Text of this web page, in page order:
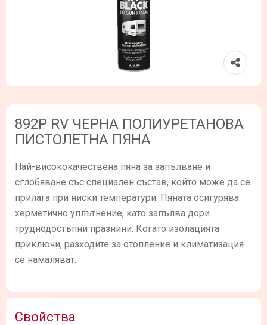
892P RV ЧЕРНА ПОЛИУРЕТАНОВА
ПИСТОЛЕТНА ПЯНА
Най-висококачествена пяна за запълване и
сглобяване със специален състав, който може да се
прилага при ниски температури. Пяната осигурява
херметично уплътнение, като запълва дори
труднодостъпни празнини. Когато изолацията
приключи, разходите за отопление и климатизация
се намаляват.
Свойства